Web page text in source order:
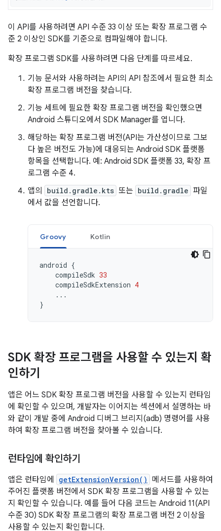
이 API를 사용하려면 API 수준 33 이상 또는 확장 프로그램 수
준 2 이상인 SDK를 기준으로 컴파일해야 합니다.
확장 프로그램 SDK를 사용하려면 다음 단계를 따르세요.
기능 문서와 사용하려는 API의 API 참조에서 필요한 최소
확장 프로그램 버전을 찾습니다.
기능 세트에 필요한 확장 프로그램 버전을 확인했으면
Android 스튜디오에서 SDK Manager를 엽니다.
해당하는 확장 프로그램 버전(API는 가산성이므로 그보
다 높은 버전도 가능)에 대응되는 Android SDK 플랫폼
항목을 선택합니다. 예: Android SDK 플랫폼 33, 확장 프
로그램 수준 4.
앱의
build.gradle.kts 또는 build.gradle 파일
에서 값을 선언합니다.
Groovy Kotlin
android {
compileSdk 33
compileSdkExtension 4
...
}
SDK 확장 프로그램을 사용할 수 있는지 확
인하기
앱은 어느 SDK 확장 프로그램 버전을 사용할 수 있는지 런타임
에 확인할 수 있으며, 개발자는 이어지는 섹션에서 설명하는 바
와 같이 개발 중에 Android 디버그 브리지(adb) 명령어를 사용
하여 확장 프로그램 버전을 찾아볼 수 있습니다.
런타임에 확인하기
앱은 런타임에 getExtensionVersion()
메서드를 사용하여
주어진 플랫폼 버전에서 SDK 확장 프로그램을 사용할 수 있는
지 확인할 수 있습니다. 예를 들어 다음 코드는 Android 11(API
수준 30) SDK 확장 프로그램의 확장 프로그램 버전 2 이상을
사용할 수 있는지 확인합니다.